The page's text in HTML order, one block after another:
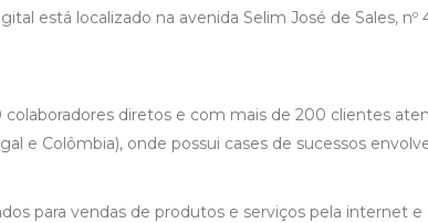
está localizado na avenida Selim José de Sales, nº
diretos e com mais de 200 clientes
e Colômbia), onde possui cases de sucessos
para vendas de produtos e serviços pela internet